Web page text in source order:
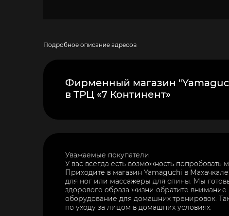
Подробное описание адресов
Фирменный магазин
в ТРЦ «7 Континент»
Уважаемые покупатели.
У вас всегда есть возможность
Приходите в магазин Yamaguchi в
для ног или массажеры для спины. Мы
здорового образа жизни обратите
оборудование для домашних тренировок.
по уходу за лицом в домашних условиях.